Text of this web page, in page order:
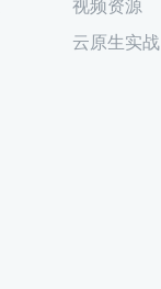
视频资源
云原生实战